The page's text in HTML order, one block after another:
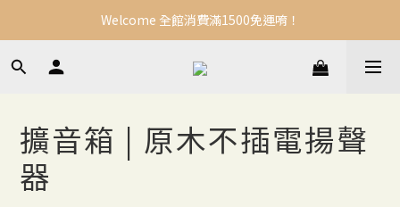
Welcome 全館消費滿1500免運唷！
擴音箱 | 原木不插電揚聲
器